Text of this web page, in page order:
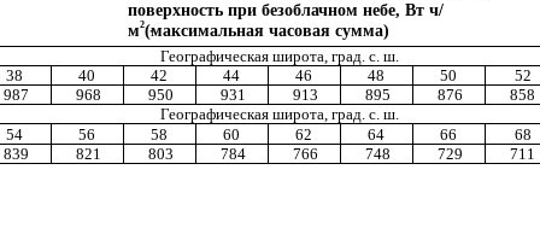
поверхность при безоблачном небе, Вт ч/
м2(максимальная часовая сумма)
Географическая широта, град. с. ш.
38
40 42 44 46 48 50
52
987
968 950 931 913 895 876
858
Географическая широта, град. с. ш.
54
56 58 60 62 64 66
68
839
821 803 784 766 748 729 711